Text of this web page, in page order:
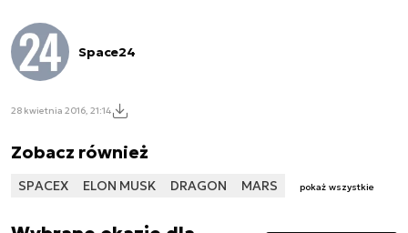
Space24
28 kwietnia 2016, 21:14
Zobacz również
SPACEX ELON MUSK DRAGON MARS pokaż wszystkie